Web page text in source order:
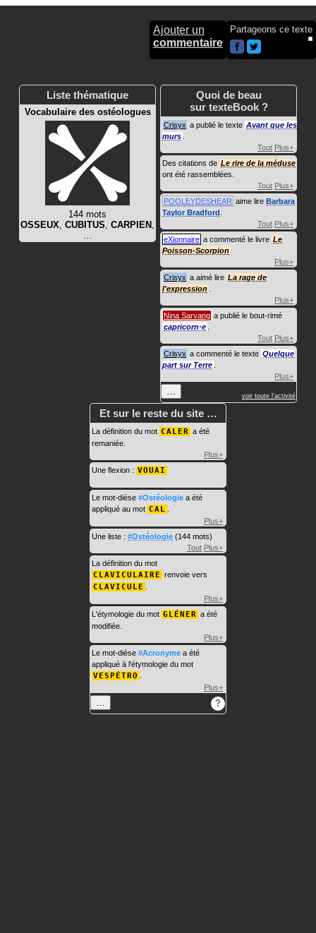
Ajouter un
commentaire
Partageons ce texte
Liste thématique
Vocabulaire des ostéologues
144 mots
OSSEUX CUBITUS CARPIEN
Quoi de beau
sur texteBook ?
Crisyx a publié le texte Avant que les
murs
Tout Plus+
Des citations de Le rire de la méduse
ont été rassemblées.
Tout Plus+
POOLEYDESHEAR aime lire Barbara
Taylor Bradford
Tout Plus+
eXionnaire a commenté le livre Le
Poisson-Scorpion
Plus+
Crisyx a aimé lire La rage de
l'expression
Plus+
Nina Sarvang a publié le bout-rimé
capricorn·e
Tout Plus+
Crisyx a commenté le texte Quelque
part sur Terre
Plus+
voir toute l'activité
Et sur le reste du site …
La définition du mot CALER a été
remaniée.
Plus+
Une flexion : VOUAI
Le mot-dièse #Ostéologie a été
appliqué au mot CAL
Plus+
Une liste : #Ostéologie (144 mots)
Tout Plus+
La définition du mot
CLAVICULAIRE renvoie vers
CLAVICULE
Plus+
L'étymologie du mot GLÉNER a été
modifiée.
Plus+
Le mot-dièse #Acronyme a été
appliqué à l'étymologie du mot
VESPÉTRO
Plus+
?